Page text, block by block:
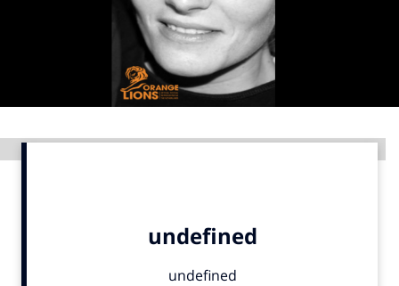
9 sept: GenAI-training
12 nov: MarketingLive!
Vacatures